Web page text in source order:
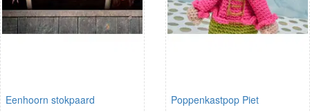
Eenhoorn stokpaard Poppenkastpop Piet